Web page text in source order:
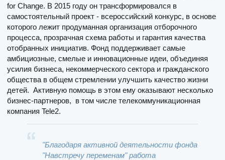
for Change. В 2015 году он трансформировался в
самостоятельный проект - всероссийский конкурс, в основе
которого лежит продуманная организация отборочного
процесса, прозрачная схема работы и гарантия качества
отобранных инициатив. Фонд поддерживает самые
амбициозные, смелые и инновационные идеи, объединяя
усилия бизнеса, некоммерческого сектора и гражданского
общества в общем стремлении улучшить качество жизни
детей. Активную помощь в этом ему оказывают несколько
бизнес-партнеров, в том числе телекоммуникационная
компания Tele2.
"Благодаря активной деятельности фонда
"Навстречу переменам" работа